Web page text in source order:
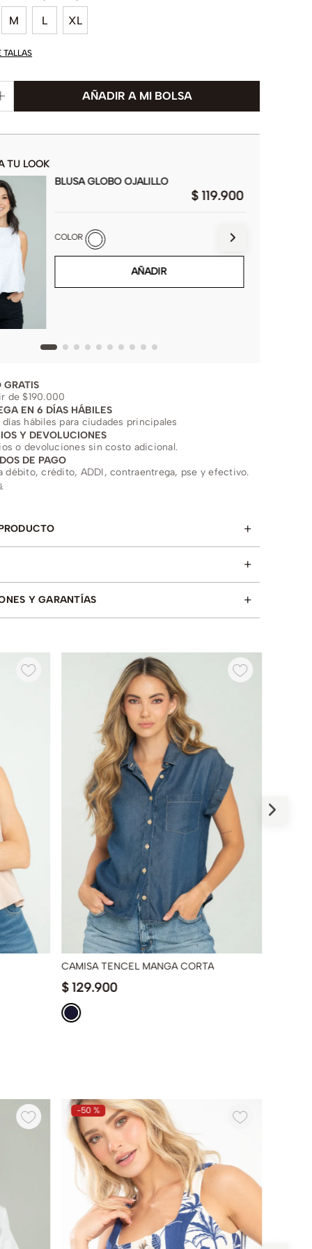
M L XL
TALLAS
TU LOOK
BLUSA GLOBO OJALILLO
$ 119.900
COLOR
AÑADIR
GRATIS
de $190.000
EN 6 DÍAS HÁBILES
días hábiles para ciudades principales
Y DEVOLUCIONES
o devoluciones sin costo adicional.
DE PAGO
débito, crédito, ADDI, contraentrega, pse y efectivo.
+
+
Y GARANTÍAS
+
CAMISA TENCEL MANGA CORTA
$ 129.900
-50 %